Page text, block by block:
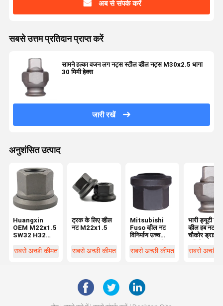
अब से संपर्क करें
सबसे उत्तम प्रतिदान प्राप्त करें
सामने हल्का वजन लग नट्स स्टील व्हील नट्स M30x2.5 धागा
30 मिमी हेक्स
जारी रखें
अनुशंसित उत्पाद
Huangxin
OEM M22x1.5
SW32 H32
वाहनों के लिए
सबसे अच्छी कीमत
ट्रक के लिए व्हील
नट M22x1.5
सबसे अच्छी कीमत
Mitsubishi
Fuso व्हील नट
विनिर्माण उच्च
प्रतिस्थापन के लिए
सबसे अच्छी कीमत
भारी ड्यूटी
व्हील हब नट के
चौकोर ड्राइव
लिए
सबसे अच्छी